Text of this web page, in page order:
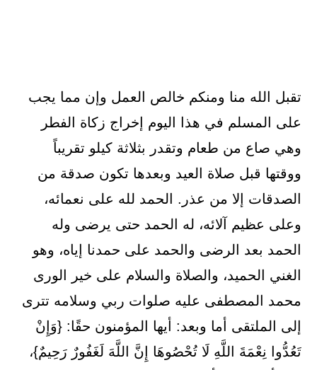
تقبل الله منا ومنكم خالص العمل وإن مما يجب
على المسلم في هذا اليوم إخراج زكاة الفطر
وهي صاع من طعام وتقدر بثلاثة كيلو تقريباً
ووقتها قبل صلاة العيد وبعدها تكون صدقة من
الصدقات إلا من عذر. الحمد لله على نعمائه،
وعلى عظيم آلائه، له الحمد حتى يرضى وله
الحمد بعد الرضى والحمد على حمدنا إياه، وهو
الغني الحميد، والصلاة والسلام على خير الورى
محمد المصطفى عليه صلوات ربي وسلامه تترى
إلى الملتقى أما وبعد: أيها المؤمنون حقًا: {وَإِنْ
تَعُدُّوا نِعْمَةَ اللَّهِ لَا تُحْصُوهَا إِنَّ اللَّهَ لَغَفُورٌ رَحِيمٌ}،